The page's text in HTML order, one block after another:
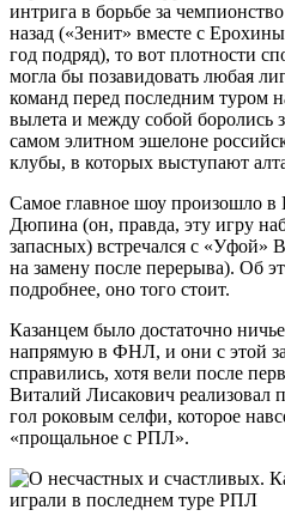
интрига в борьбе за
назад («Зенит» вместе с
год подряд), то вот плотности
могла бы позавидовать любая
команд перед последним туром
вылета и между собой боролись
самом элитном эшелоне
клубы, в которых выступают
Самое главное шоу произошло
Дюпина (он, правда, эту игру
запасных) встречался с «Уфой»
на замену после перерыва). Об
подробнее, оно того стоит.
Казанцем было достаточно
напрямую в ФНЛ, и они с этой
справились, хотя вели после
Виталий Лисакович реализовал
гол роковым селфи, которое
«прощальное с РПЛ».